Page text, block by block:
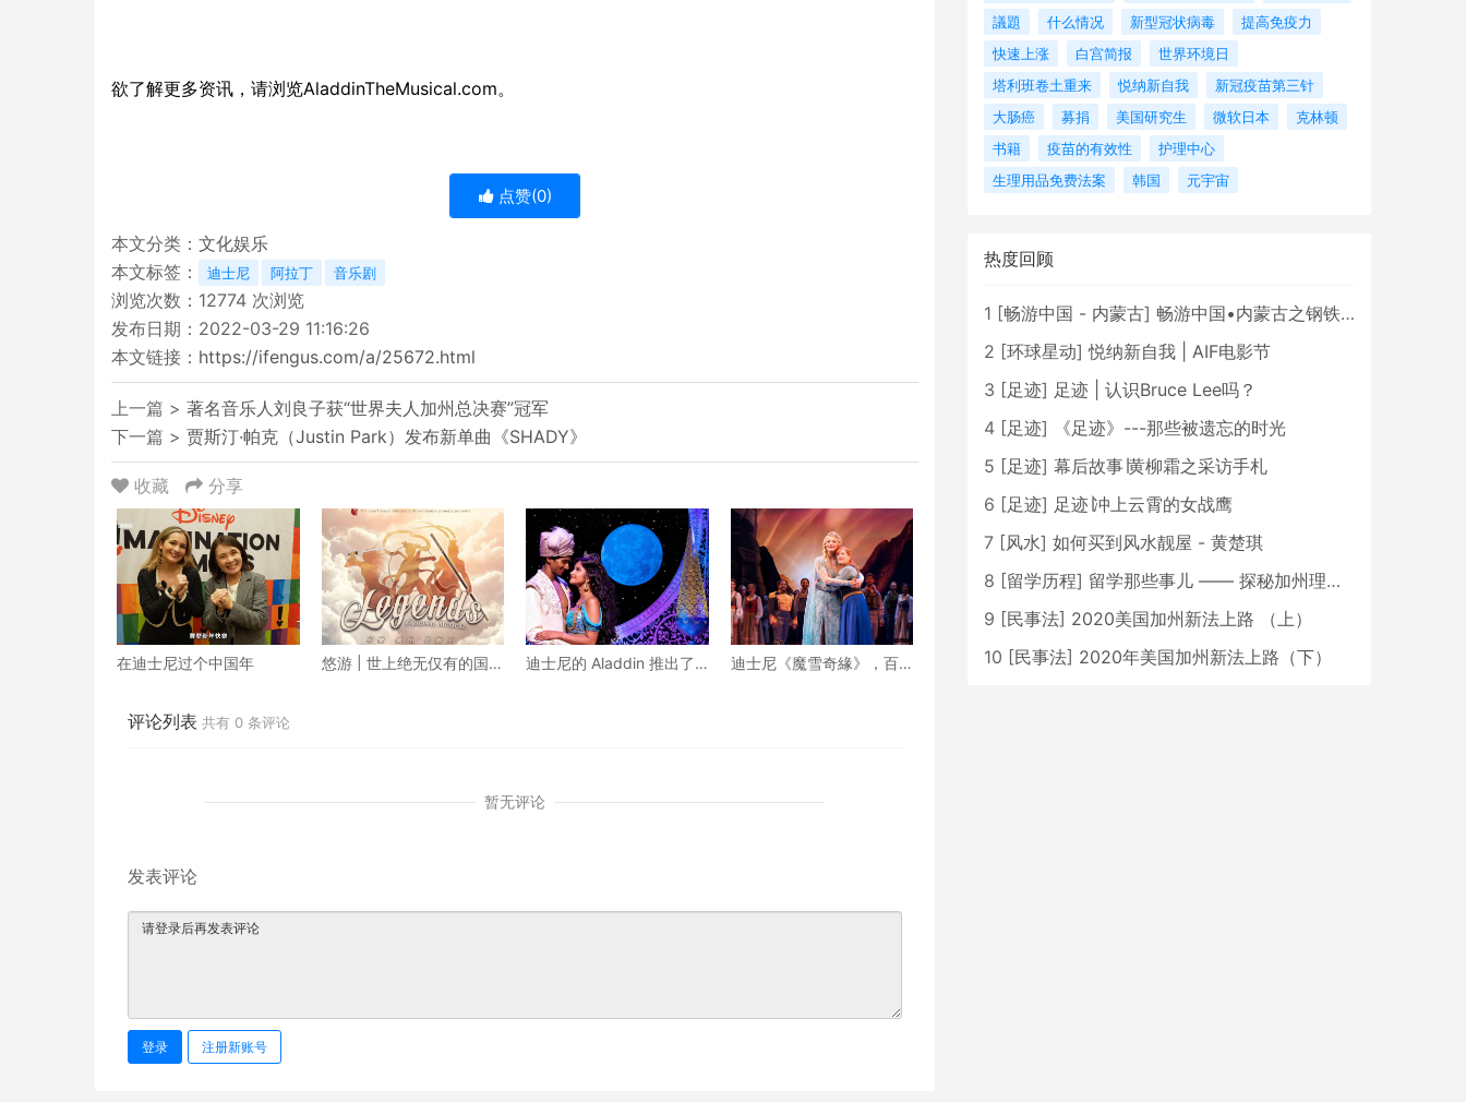
欲了解更多资讯，请浏览AladdinTheMusical.com。
点赞(0)
本文分类： 文化娱乐
本文标签：
迪士尼 阿拉丁 音乐剧
浏览次数： 12774 次浏览
发布日期：2022-03-29 11:16:26
本文链接： https://ifengus.com/a/25672.html
上一篇 > 著名音乐人刘良子获“世界夫人加州总决赛”冠军
下一篇 > 贾斯汀·帕克（Justin Park）发布新单曲《SHADY》
收藏 分享
在迪士尼过个中国年
悠游 | 世上绝无仅有的国乐
迪士尼的 Aladdin 推出了
迪士尼《魔雪奇緣》，百
评论列表 共有 0 条评论
暂无评论
发表评论
登录 注册新账号
議題
什么情况 新型冠状病毒
提高免疫力
快速上涨
白宫简报
世界环境日
塔利班卷土重来
悦纳新自我
新冠疫苗第三针
大肠癌
募捐 美国研究生 微软日本
克林顿
书籍
疫苗的有效性
护理中心
生理用品免费法案
韩国 元宇宙
热度回顾
1 [畅游中国 - 内蒙古] 畅游中国•内蒙古之钢铁骄子，魅力包头
2 [环球星动] 悦纳新自我 | AIF电影节
3 [足迹] 足迹 | 认识Bruce Lee吗？
4 [足迹]
《足迹》---那些被遗忘的时光
5 [足迹] 幕后故事∣黄柳霜之采访手札
6 [足迹] 足迹∣冲上云霄的女战鹰
7 [风水] 如何买到风水靓屋 - 黄楚琪
8 [留学历程] 留学那些事儿 —— 探秘加州理工学院Caltech博士生活 [上集]
9 [民事法] 2020美国加州新法上路 （上）
10 [民事法] 2020年美国加州新法上路（下）